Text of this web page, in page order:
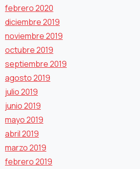
febrero 2020
diciembre 2019
noviembre 2019
octubre 2019
septiembre 2019
agosto 2019
julio 2019
junio 2019
mayo 2019
abril 2019
marzo 2019
febrero 2019